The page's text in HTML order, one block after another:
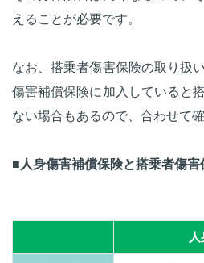
えることが必要です。
なお、搭乗者傷害保険の取り扱
傷害補償保険に加入していると
ない場合もあるので、合わせて
■人身傷害補償保険と搭乗者傷害